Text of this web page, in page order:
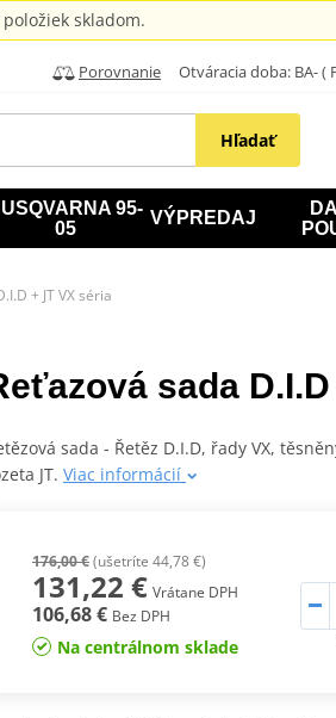
skladom.
Porovnanie Otváracia doba: BA- (
Hľadať
95-
05
VÝPREDAJ
+ JT VX séria
sada
sada - Řetěz D.I.D, řady VX,
JT. Viac informácií
176,00 €(ušetríte 44,78 €)
131,22 € Vrátane DPH
106,68 € Bez DPH
Na centrálnom sklade